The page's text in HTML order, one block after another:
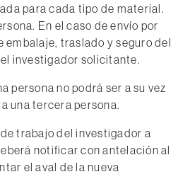
para cada tipo de material.
En el caso de envío por
embalaje, traslado y seguro del
investigador solicitante.
persona no podrá ser a su vez
una tercera persona.
trabajo del investigador a
notificar con antelación al
el aval de la nueva